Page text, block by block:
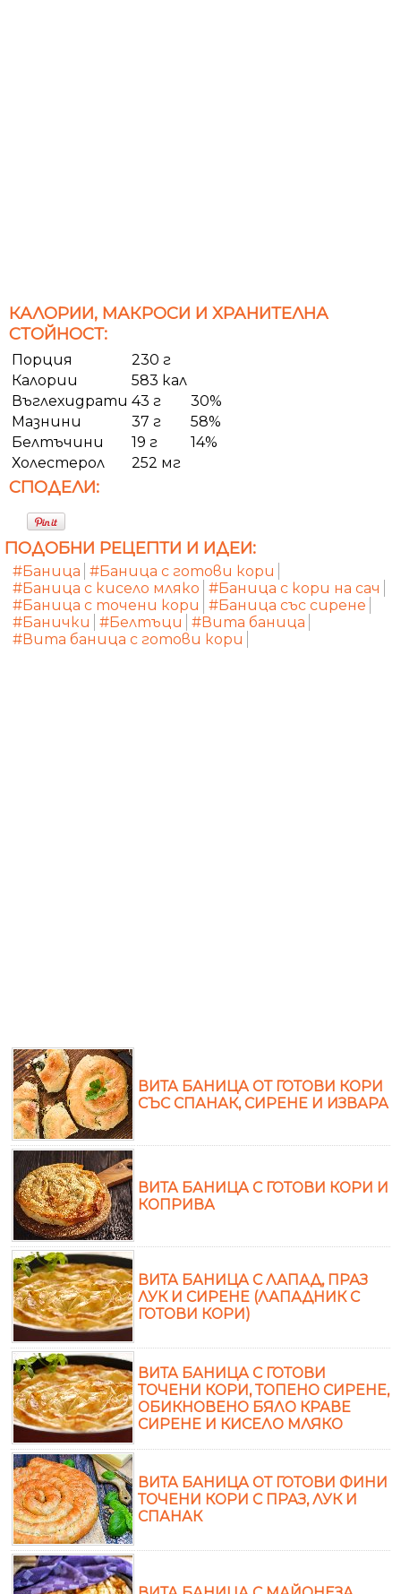
КАЛОРИИ, МАКРОСИ И ХРАНИТЕЛНА
СТОЙНОСТ:
Порция
230 г
Калории
583 кал
Въглехидрати 43 г
30%
Мазнини
37 г
58%
Белтъчини
19 г
14%
Холестерол
252 мг
СПОДЕЛИ:
ПОДОБНИ РЕЦЕПТИ И ИДЕИ:
#Баница #Баница с готови кори
#Баница с кисело мляко #Баница с кори на сач
#Баница с точени кори
#Баница със сирене
#Банички
#Белтъци
#Вита баница
#Вита баница с готови кори
ВИТА БАНИЦА ОТ ГОТОВИ КОРИ
СЪС СПАНАК, СИРЕНЕ И ИЗВАРА
ВИТА БАНИЦА С ГОТОВИ КОРИ И
КОПРИВА
ВИТА БАНИЦА С ЛАПАД, ПРАЗ
ЛУК И СИРЕНЕ (ЛАПАДНИК С
ГОТОВИ КОРИ)
ВИТА БАНИЦА С ГОТОВИ
ТОЧЕНИ КОРИ, ТОПЕНО СИРЕНЕ,
ОБИКНОВЕНО БЯЛО КРАВЕ
СИРЕНЕ И КИСЕЛО МЛЯКО
ВИТА БАНИЦА ОТ ГОТОВИ ФИНИ
ТОЧЕНИ КОРИ С ПРАЗ, ЛУК И
СПАНАК